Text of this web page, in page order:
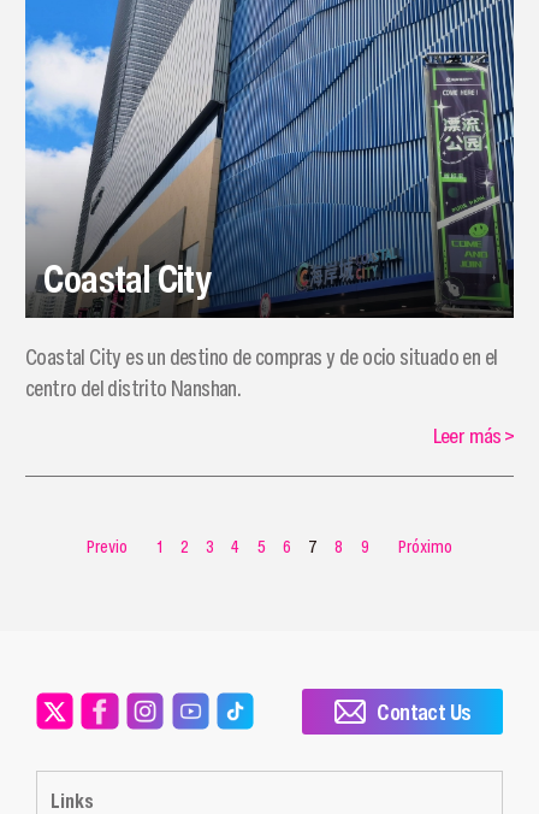
Coastal City
Coastal City es un destino de compras y de ocio situado en el
centro del distrito Nanshan.
Leer más>
Previo 1 2 3 4 5 6 7 8 9 Próximo
Links
Contact Us